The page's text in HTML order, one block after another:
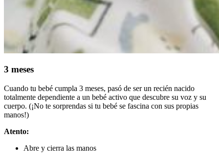
3 meses
Cuando tu bebé cumpla 3 meses, pasó de ser un recién nacido
totalmente dependiente a un bebé activo que descubre su voz y su
cuerpo. (¡No te sorprendas si tu bebé se fascina con sus propias
manos!)
Atento:
Abre y cierra las manos